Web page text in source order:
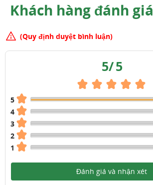
Khách hàng đánh giá
(Quy định duyệt bình luận)
5/5
5
4
3
2
1
Đánh giá và nhận xét